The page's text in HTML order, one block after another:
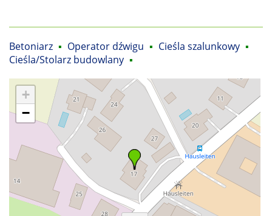
Betoniarz ▪ Operator dźwigu ▪ Cieśla szalunkowy ▪
Cieśla/Stolarz budowlany ▪
+
−